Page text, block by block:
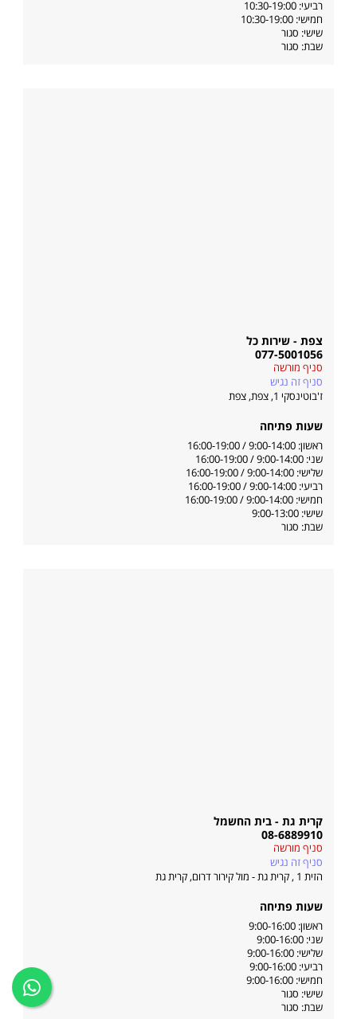
רביעי: 10:30-19:00
חמישי: 10:30-19:00
שישי: סגור
שבת: סגור
צפת - שירות כל
077-5001056
סניף מורשה
סניף זה נגיש
ז'בוטינסקי 1, צפת
,צפת
שעות פתיחה
ראשון: 9:00-14:00 / 16:00-19:00
שני: 9:00-14:00 / 16:00-19:00
שלישי: 9:00-14:00 / 16:00-19:00
רביעי: 9:00-14:00 / 16:00-19:00
חמישי: 9:00-14:00 / 16:00-19:00
שישי: 9:00-13:00
שבת: סגור
קרית גת - בית החשמל
08-6889910
סניף מורשה
סניף זה נגיש
הזית 1 , קרית גת - מול קירור דרום
,קרית גת
שעות פתיחה
ראשון: 9:00-16:00
שני: 9:00-16:00
שלישי: 9:00-16:00
רביעי: 9:00-16:00
חמישי: 9:00-16:00
שישי: סגור
שבת: סגור